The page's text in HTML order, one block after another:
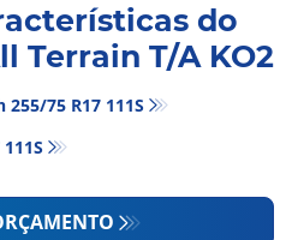
do
Terrain T/A KO2
75 R17 111S